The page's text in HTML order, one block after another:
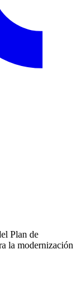
Plan de
la modernización